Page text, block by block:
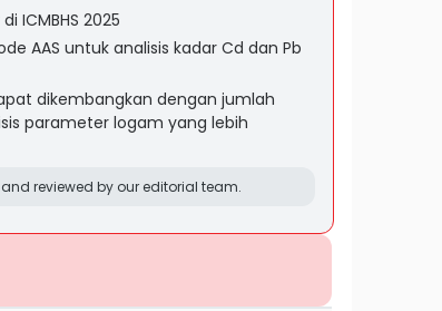
ICMBHS 2025
AAS untuk analisis kadar Cd dan Pb
dikembangkan dengan jumlah
parameter logam yang lebih
reviewed by our editorial team.